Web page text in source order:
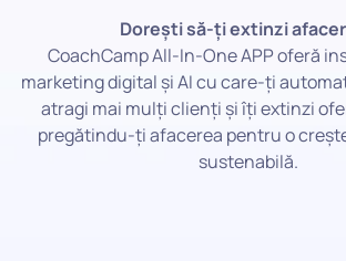
Dorești să-ți extinzi
CoachCamp All-In-One APP oferă
marketing digital și AI cu care-ți
atragi mai mulți clienți și îți extinzi
pregătindu-ți afacerea pentru o
sustenabilă.